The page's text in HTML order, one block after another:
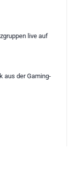
live auf
aus der Gaming-